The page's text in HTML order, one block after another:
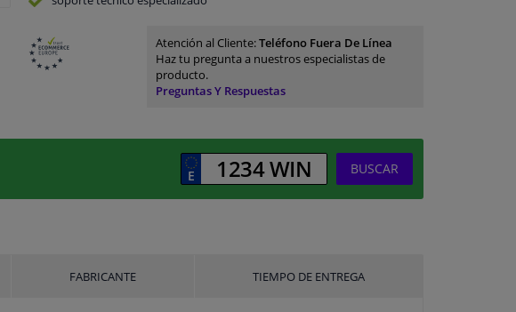
Atención al Cliente:Teléfono Fuera De Línea
Haz tu pregunta a nuestros especialistas de
producto.
Preguntas Y Respuestas
BUSCAR
FABRICANTE TIEMPO DE ENTREGA